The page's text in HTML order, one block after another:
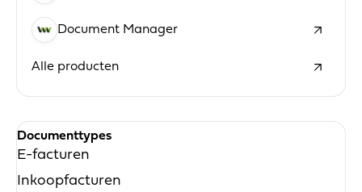
Document Manager
Alle producten
Documenttypes
E-facturen
Inkoopfacturen